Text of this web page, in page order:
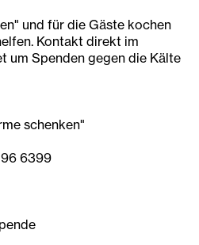
und für die Gäste kochen
Kontakt direkt im
um Spenden gegen die Kälte
schenken"
6399